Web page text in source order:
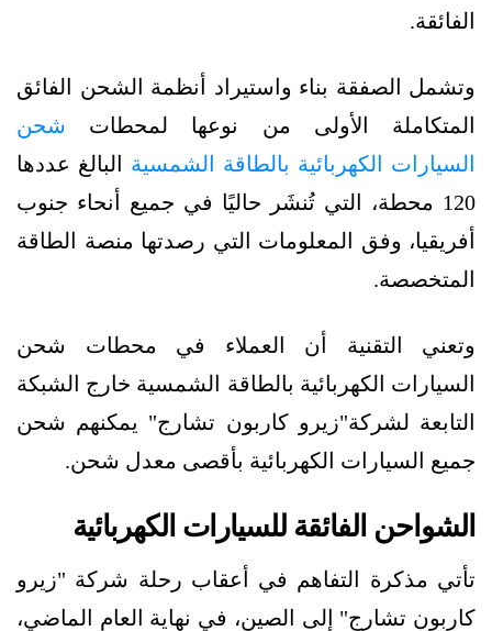
الفائقة.
وتشمل الصفقة بناء واستيراد أنظمة الشحن الفائق
المتكاملة الأولى من نوعها لمحطات شحن
السيارات الكهربائية بالطاقة الشمسية البالغ عددها
120 محطة، التي تُنشَر حاليًا في جميع أنحاء جنوب
أفريقيا، وفق المعلومات التي رصدتها منصة الطاقة
المتخصصة.
وتعني التقنية أن العملاء في محطات شحن
السيارات الكهربائية بالطاقة الشمسية خارج الشبكة
التابعة لشركة"زيرو كاربون تشارج" يمكنهم شحن
جميع السيارات الكهربائية بأقصى معدل شحن.
الشواحن الفائقة للسيارات الكهربائية
تأتي مذكرة التفاهم في أعقاب رحلة شركة "زيرو
كاربون تشارج" إلى الصين، في نهاية العام الماضي،